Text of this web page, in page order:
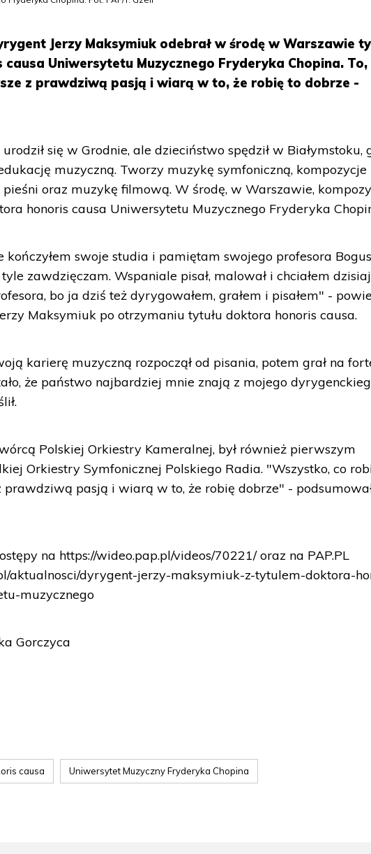
Jerzy Maksymiuk odebrał w środę w Warszawie
Uniwersytetu Muzycznego Fryderyka Chopina. To,
z prawdziwą pasją i wiarą w to, że robię to dobrze -
się w Grodnie, ale dzieciństwo spędził w Białymstoku,
muzyczną. Tworzy muzykę symfoniczną, kompozycje
pieśni oraz muzykę filmową. W środę, w Warszawie,
honoris causa Uniwersytetu Muzycznego Fryderyka
swoje studia i pamiętam swojego profesora
zawdzięczam. Wspaniale pisał, malował i chciałem
bo ja dziś też dyrygowałem, grałem i pisałem" -
Maksymiuk po otrzymaniu tytułu doktora honoris causa.
karierę muzyczną rozpoczął od pisania, potem grał na
że państwo najbardziej mnie znają z mojego
Polskiej Orkiestry Kameralnej, był również pierwszym
Orkiestry Symfonicznej Polskiego Radia. "Wszystko, co
prawdziwą pasją i wiarą w to, że robię dobrze" -
na https://wideo.pap.pl/videos/70221/ oraz na PAP.PL
aktualnosci/dyrygent-jerzy-maksymiuk-z-tytulem-doktora-
muzycznego
Gorczyca
causa Uniwersytet Muzyczny Fryderyka Chopina